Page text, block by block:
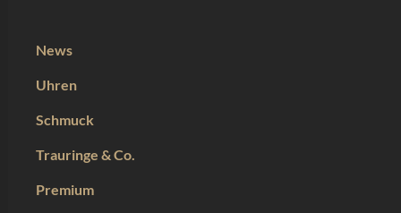
News
Uhren
Schmuck
Trauringe & Co.
Premium